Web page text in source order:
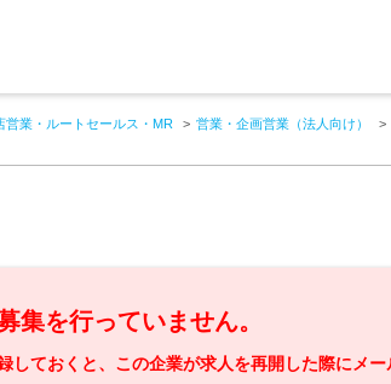
営業・ルートセールス・MR 営業・企画営業（法人向け）
集を行っていません。
しておくと、この企業が求人を再開した際にメー